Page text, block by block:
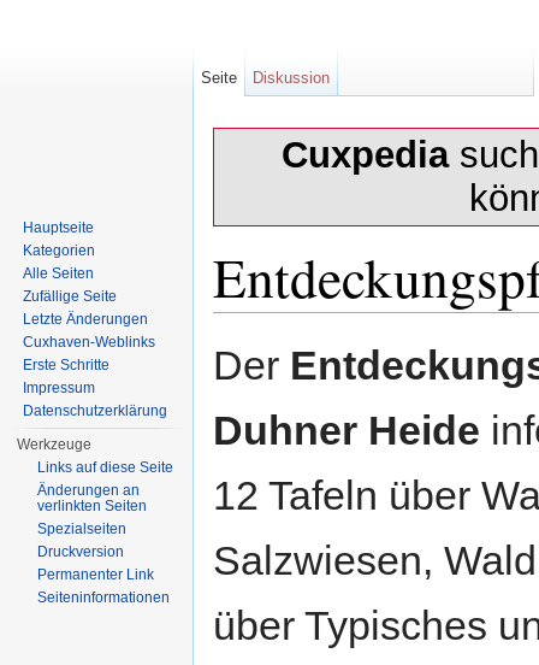
Cuxpedia
Der
Duhner Heide
12 Tafeln über
Salzwiesen,
über Typisches
Seite Diskussion
Hauptseite
Kategorien
Alle Seiten
Zufällige Seite
Letzte Änderungen
Cuxhaven-Weblinks
Erste Schritte
Impressum
Datenschutzerklärung
Werkzeuge
Links auf diese Seite
Änderungen an
verlinkten Seiten
Spezialseiten
Druckversion
Permanenter Link
Seiten­informationen